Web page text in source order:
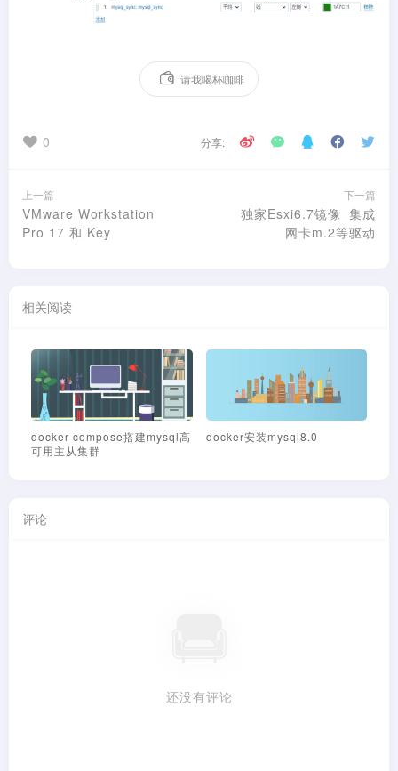
请我喝杯咖啡
0 分享:
上一篇
VMware Workstation
Pro 17 和 Key
下一篇
独家Esxi6.7镜像_集成
网卡m.2等驱动
相关阅读
Centos7环境下MYSQL数据库
忘记ROOT密码处理办法
Zabbix企业微信报警推送脚本
评论
还没有评论